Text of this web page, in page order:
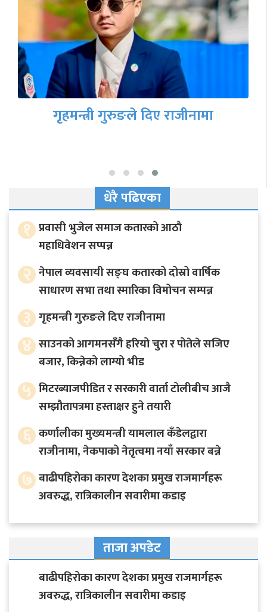
गृहमन्त्री गुरुङले दिए राजीनामा
धेरै पढिएका
१ प्रवासी भुजेल समाज कतारको आठाै
महाधिवेशन सप्पन्न
२ नेपाल व्यवसायी सङ्घ कतारको दोस्रो वार्षिक
साधारण सभा तथा स्मारिका विमोचन सम्पन्न
३ गृहमन्त्री गुरुङले दिए राजीनामा
४ साउनको आगमनसँगै हरियो चुरा र पोतेले सजिए
बजार, किन्नेको लाग्यो भीड
५ मिटरब्याजपीडित र सरकारी वार्ता टोलीबीच आजै
सम्झौतापत्रमा हस्ताक्षर हुने तयारी
६ कर्णालीका मुख्यमन्त्री यामलाल कँडेलद्वारा
राजीनामा, नेकपाको नेतृत्वमा नयाँ सरकार बन्ने
७ बाढीपहिरोका कारण देशका प्रमुख राजमार्गहरू
अवरुद्ध, रात्रिकालीन सवारीमा कडाइ
ताजा अपडेट
बाढीपहिरोका कारण देशका प्रमुख राजमार्गहरू
अवरुद्ध, रात्रिकालीन सवारीमा कडाइ